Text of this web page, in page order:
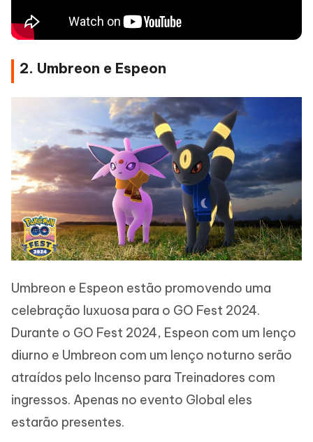
2. Umbreon e Espeon
Umbreon e Espeon estão promovendo uma
celebração luxuosa para o GO Fest 2024.
Durante o GO Fest 2024, Espeon com um lenço
diurno e Umbreon com um lenço noturno serão
atraídos pelo Incenso para Treinadores com
ingressos. Apenas no evento Global eles
estarão presentes.